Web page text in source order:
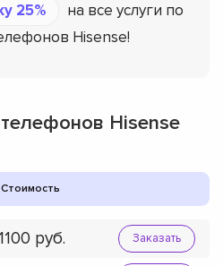
25%
на все услуги по
Hisense!
Hisense
Стоимость
1100 Заказать